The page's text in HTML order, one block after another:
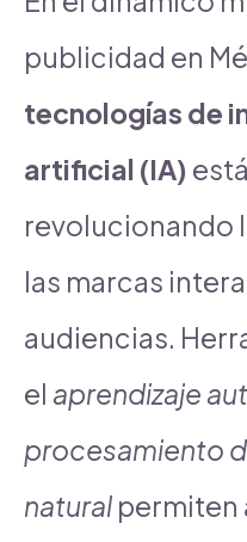
publicidad en
tecnologías de
artificial (IA)
revolucionando
las marcas
audiencias.
el aprendizaje
procesamiento
natural permiten